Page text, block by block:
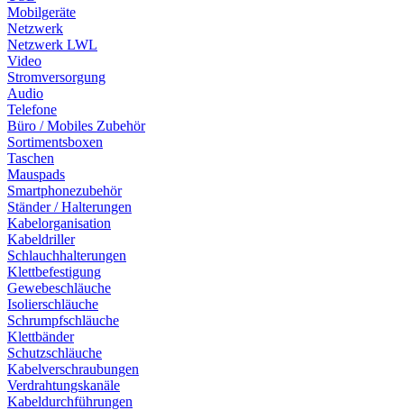
Mobilgeräte
Netzwerk
Netzwerk LWL
Video
Stromversorgung
Audio
Telefone
Büro / Mobiles Zubehör
Sortimentsboxen
Taschen
Mauspads
Smartphonezubehör
Ständer / Halterungen
Kabelorganisation
Kabeldriller
Schlauchhalterungen
Klettbefestigung
Gewebeschläuche
Isolierschläuche
Schrumpfschläuche
Klettbänder
Schutzschläuche
Kabelverschraubungen
Verdrahtungskanäle
Kabeldurchführungen